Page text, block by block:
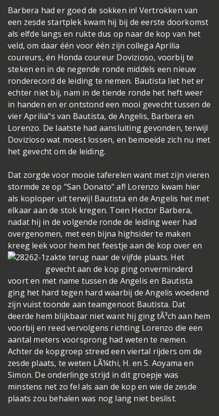
Barbera had er goed de sokken in! Vertrokken van
een zesde startplek kwam hij bij de eerste doorkomst
als elfde langs en rukte dus op naar de kop van het
veld, om daar één voor één zijn collega Aprilia
coureurs, én Honda coureur Dovizioso, voorbij te
steken en in de negende ronde middels een nieuw
ronderecord de leiding te nemen. Bautista liet het er
echter niet bij, nam in de tiende ronde het heft weer
in handen en er ontstond een mooi gevecht tussen de
vier Aprilia"s van Bautista, de Angelis, Barbera en
Lorenzo. De laatste had aansluiting gevonden, terwijl
Dovizioso wat moest lossen, en bemoeide zich nu met
het gevecht om de leiding.
Dat zorgde voor mooie taferelen want met zijn vieren
stormde ze op "San Donato" af! Lorenzo kwam hier
als koploper uit terwijl Bautista en de Angelis het met
elkaar aan de stok kregen. Toen Hector Barbera,
nadat hij in de volgende ronde de leiding weer had
overgenomen, met een bijna highsider te maken
kreeg leek voor hem het feestje aan de kop over en
zakte terug naar de vijfde plaats. Het
gevecht aan de kop ging onverminderd
voort en met name tussen de Angelis en Bautista
ging het hard tegen hard waarbij de Angelis woedend
zijn vuist toonde aan teamgenoot Bautista. Dat
deerde hem blijkbaar niet want hij ging tÃ³ch aan hem
voorbij en reed vervolgens richting Lorenzo die een
aantal meters voorsprong had weten te nemen.
Achter de kopgroep streed een viertal rijders om de
zesde plaats, te weten LÃ¼thi, H. en S. Aoyama en
Simon. De onderlinge strijd in dit groepje was
minstens net zo fel als aan de kop en wie de zesde
plaats zou behalen was nog lang niet beslist.